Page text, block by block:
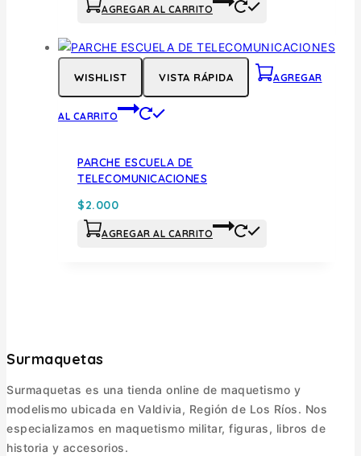
AGREGAR AL CARRITO
WISHLIST VISTA RÁPIDA AGREGAR
AL CARRITO
PARCHE ESCUELA DE
TELECOMUNICACIONES
$2.000
AGREGAR AL CARRITO
Surmaquetas
Surmaquetas es una tienda online de maquetismo y
modelismo ubicada en Valdivia, Región de Los Ríos. Nos
especializamos en maquetismo militar, figuras, libros de
historia y accesorios.